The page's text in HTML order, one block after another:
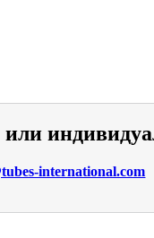
international.com